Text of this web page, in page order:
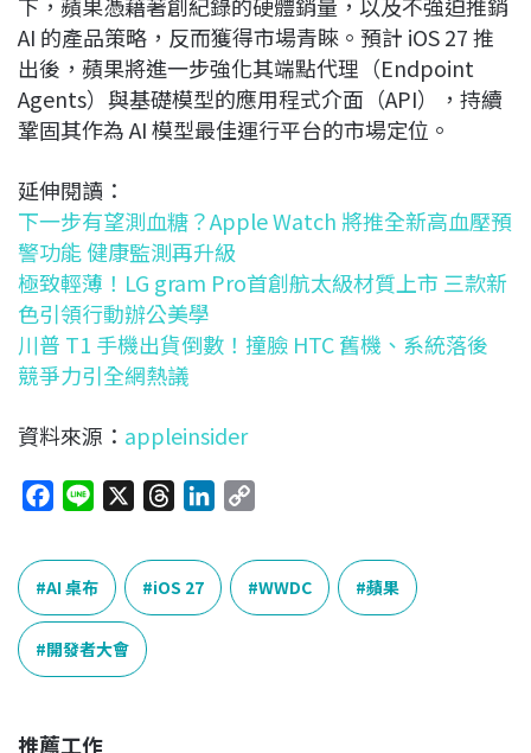
AI 的產品策略，反而獲得市場青睞。預計 iOS 27 推
出後，蘋果將進一步強化其端點代理（Endpoint
Agents）與基礎模型的應用程式介面（API），持續
鞏固其作為 AI 模型最佳運行平台的市場定位。
延伸閱讀：
下一步有望測血糖？Apple Watch 將推全新高血壓預
警功能 健康監測再升級
極致輕薄！LG gram Pro首創航太級材質上市 三款新
色引領行動辦公美學
川普 T1 手機出貨倒數！撞臉 HTC 舊機、系統落後
競爭力引全網熱議
資料來源： appleinsider
c
e
b
o
o
n
e
r
e
a
k
p
y
L
AI 桌布 iOS 27 WWDC 蘋果
開發者大會
推薦工作